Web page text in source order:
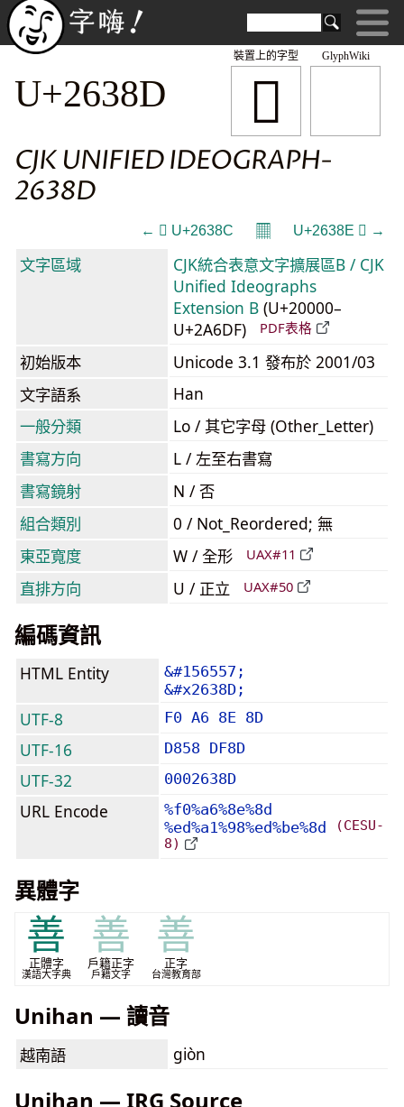
GlyphWiki
𦎍
裝置上的字型
U+2638D
CJK UNIFIED IDEOGRAPH-
2638D
← 𦎌 U+2638C 𝄜 U+2638E 𦎎 →
文字區域
CJK統合表意文字擴展區B / CJK
Unified Ideographs
Extension B (U+20000–
U+2A6DF)
PDF表格
初始版本
Unicode 3.1 發布於 2001/03
文字語系
Han
一般分類
Lo / 其它字母 (Other_Letter)
書寫方向
L / 左至右書寫
書寫鏡射
N / 否
組合類別
0 / Not_Reordered; 無
東亞寬度
W / 全形 UAX#11
直排方向 U / 正立 UAX#50
編碼資訊
HTML Entity
&#156557;
&#x2638D;
UTF-8 F0 A6 8E 8D
UTF-16 D858 DF8D
UTF-32 0002638D
URL Encode
%f0%a6%8e%8d
%ed%a1%98%ed%be%8d
(CESU-
8)
異體字
善
正體字
漢語大字典
善
戶籍正字
戶籍文字
善
正字
台灣教育部
Unihan — 讀音
越南語 giòn
Unihan — IRG Source